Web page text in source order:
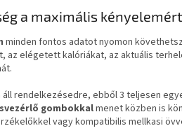
a maximális kényelemért
minden fontos adatot nyomon
az elégetett kalóriákat, az aktuális
áll rendelkezésedre, ebből 3 teljesen
gombokkalmenet közben is
vagy kompatibilis mellkasi